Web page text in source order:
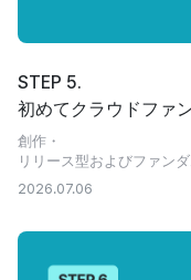
STEP 5.
初めてクラウドファ
ためのストーリー作成
創作・
リリース型およびファン
する方法を、5つのステッ
2026.07.06